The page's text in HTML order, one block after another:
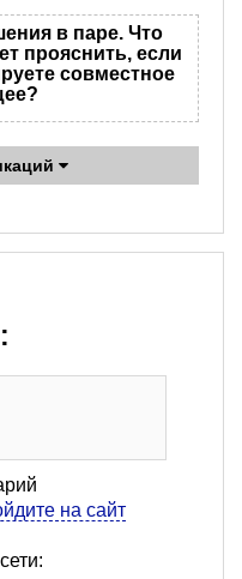
в паре. Что
прояснить, если
совместное
на сайт